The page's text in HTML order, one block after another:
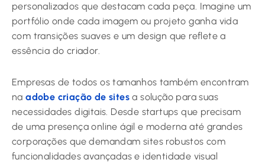
personalizados que destacam cada peça. Imagine um
portfólio onde cada imagem ou projeto ganha vida
com transições suaves e um design que reflete a
essência do criador.
Empresas de todos os tamanhos também encontram
naadobe criação de sites a solução para suas
necessidades digitais. Desde startups que precisam
de uma presença online ágil e moderna até grandes
corporações que demandam sites robustos com
funcionalidades avançadas e identidade visual